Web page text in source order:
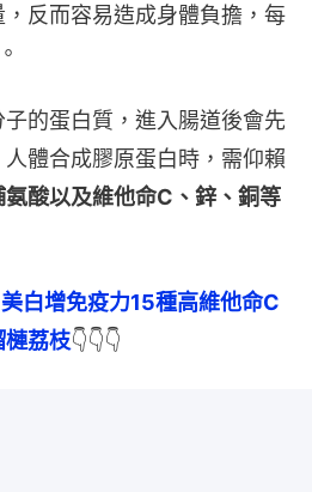
反而容易造成身體負擔，每
的蛋白質，進入腸道後會先
體合成膠原蛋白時，需仰賴
酸以及維他命C、鋅、銅等
白增免疫力15種高維他命C
槤荔枝👇👇👇